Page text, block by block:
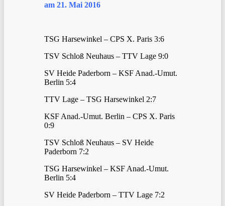
am 21. Mai 2016
TSG Harsewinkel – CPS X. Paris 3:6
TSV Schloß Neuhaus – TTV Lage 9:0
SV Heide Paderborn – KSF Anad.-Umut.
Berlin 5:4
TTV Lage – TSG Harsewinkel 2:7
KSF Anad.-Umut. Berlin – CPS X. Paris
0:9
TSV Schloß Neuhaus – SV Heide
Paderborn 7:2
TSG Harsewinkel – KSF Anad.-Umut.
Berlin 5:4
SV Heide Paderborn – TTV Lage 7:2